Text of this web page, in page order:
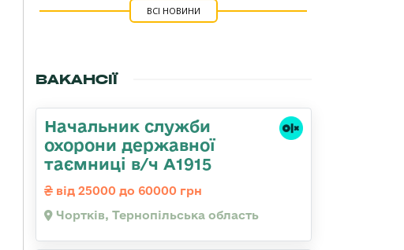
ВСІ НОВИНИ
ВАКАНСІЇ
Начальник служби
охорони державної
таємниці в/ч А1915
від 25000 до 60000 грн
Чортків, Тернопільська область